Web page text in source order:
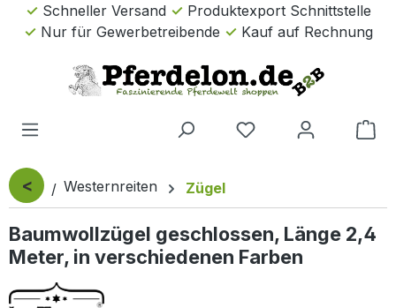
Zum Hauptinhalt springen
Schneller Versand
Produktexport Schnittstelle
Nur für Gewerbetreibende
Kauf auf Rechnung
< Westernreiten Zügel
Baumwollzügel geschlossen, Länge 2,4
Meter, in verschiedenen Farben